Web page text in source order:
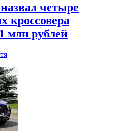
четыре
кроссовера
млн рублей